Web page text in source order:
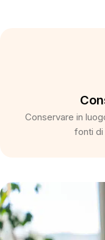
Conservare in
fonti di